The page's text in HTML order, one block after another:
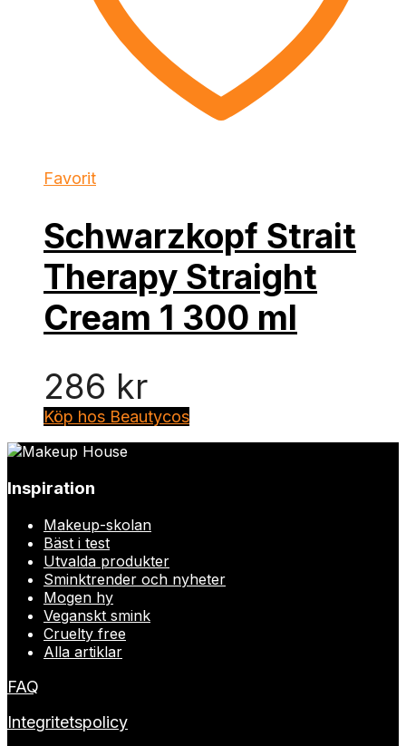
Favorit
Schwarzkopf Strait
Therapy Straight
Cream 1 300 ml
286 kr
Köp hos Beautycos
Inspiration
Makeup-skolan
Bäst i test
Utvalda produkter
Sminktrender och nyheter
Mogen hy
Veganskt smink
Cruelty free
Alla artiklar
FAQ
Integritetspolicy